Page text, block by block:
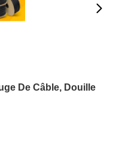
De Câble, Douille